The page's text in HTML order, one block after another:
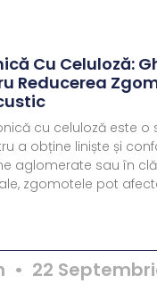
Cu Celuloză:
Reducerea
cu celuloză este o
a obține liniște și
aglomerate sau în
zgomotele pot
22